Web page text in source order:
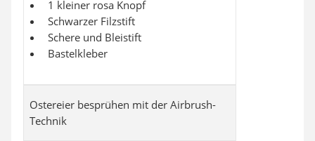
1 kleiner rosa Knopf
Schwarzer Filzstift
Schere und Bleistift
Bastelkleber
Ostereier besprühen mit der Airbrush-
Technik